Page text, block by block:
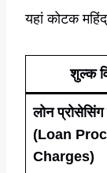
यहां कोटक
शुल्क
लोन प्रोसेसिंग
(Loan
Charges)